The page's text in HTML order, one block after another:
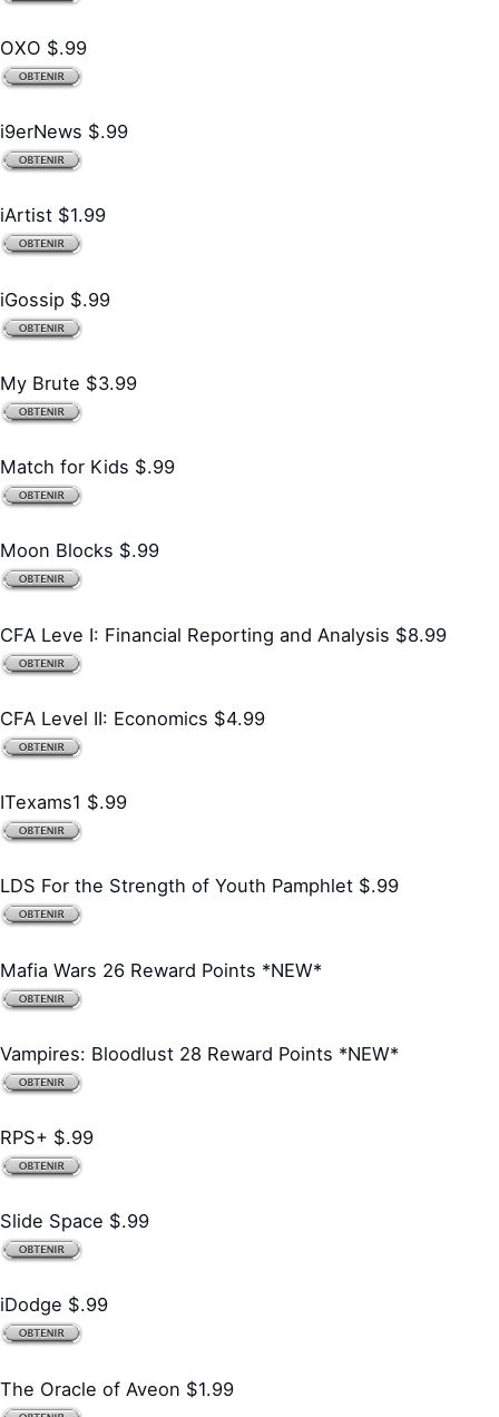
OXO $.99
i9erNews $.99
iArtist $1.99
iGossip $.99
My Brute $3.99
Match for Kids $.99
Moon Blocks $.99
CFA Leve I: Financial Reporting and Analysis $8.99
CFA Level II: Economics $4.99
ITexams1 $.99
LDS For the Strength of Youth Pamphlet $.99
Mafia Wars 26 Reward Points *NEW*
Vampires: Bloodlust 28 Reward Points *NEW*
RPS+ $.99
Slide Space $.99
iDodge $.99
The Oracle of Aveon $1.99